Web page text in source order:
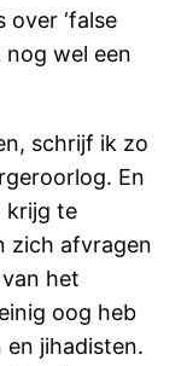
‘false
nog wel een
schrijf ik zo
En
krijg te
zich afvragen
het
oog heb
en jihadisten.